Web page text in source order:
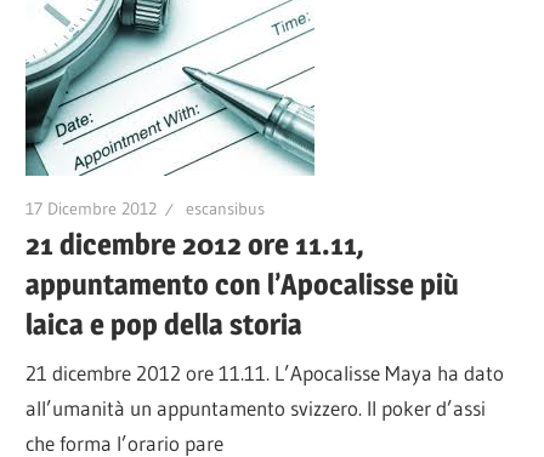
17 Dicembre 2012 escansibus
21 dicembre 2012 ore 11.11,
appuntamento con l’Apocalisse più
laica e pop della storia
21 dicembre 2012 ore 11.11. L’Apocalisse Maya ha dato
all’umanità un appuntamento svizzero. Il poker d’assi
che forma l’orario pare